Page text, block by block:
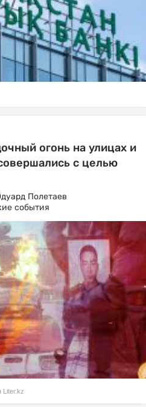
огонь на улицах и
с целью
Полетаев
события
Liter.kz